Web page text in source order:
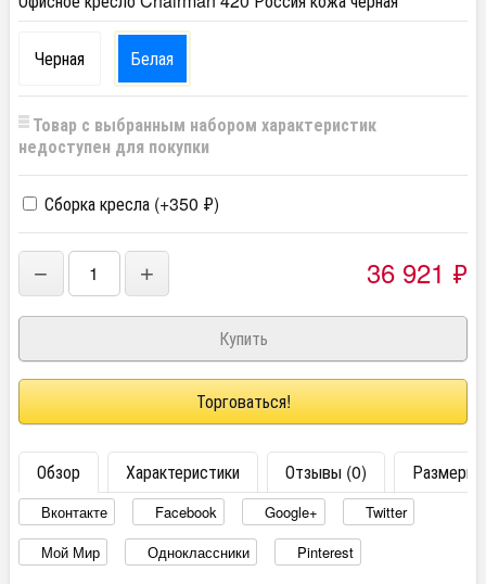
Черная Белая
Товар с выбранным набором характеристик
недоступен для покупки
Сборка кресла (+350 ₽)
− + 36 921 ₽
Торговаться!
Обзор Характеристики Отзывы (0) Размеры
Вконтакте Facebook Google+
Twitter
Мой Мир
Одноклассники Pinterest